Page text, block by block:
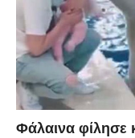
Φάλαινα φίλησε